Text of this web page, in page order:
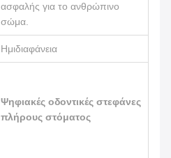
ασφαλής για το ανθρώπινο
σώμα.
Ημιδιαφάνεια
Ψηφιακές οδοντικές στεφάνες
πλήρους στόματος